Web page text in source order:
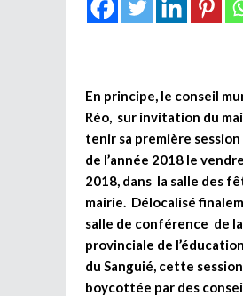
En principe, le conseil
Réo, sur invitation du
tenir sa première
de l’année 2018 le
2018, dans la salle des
mairie. Délocalisé
salle de conférence de
provinciale de
du Sanguié, cette
boycottée par des